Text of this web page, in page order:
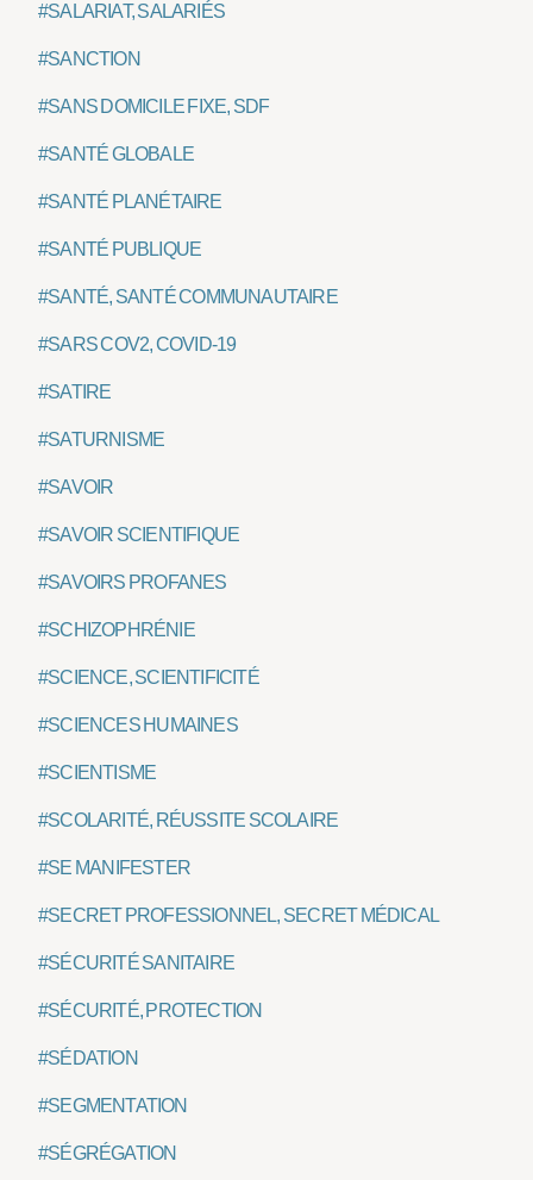
#SALARIAT, SALARIÉS
#SANCTION
#SANS DOMICILE FIXE, SDF
#SANTÉ GLOBALE
#SANTÉ PLANÉTAIRE
#SANTÉ PUBLIQUE
#SANTÉ, SANTÉ COMMUNAUTAIRE
#SARS COV2, COVID-19
#SATIRE
#SATURNISME
#SAVOIR
#SAVOIR SCIENTIFIQUE
#SAVOIRS PROFANES
#SCHIZOPHRÉNIE
#SCIENCE, SCIENTIFICITÉ
#SCIENCES HUMAINES
#SCIENTISME
#SCOLARITÉ, RÉUSSITE SCOLAIRE
#SE MANIFESTER
#SECRET PROFESSIONNEL, SECRET MÉDICAL
#SÉCURITÉ SANITAIRE
#SÉCURITÉ, PROTECTION
#SÉDATION
#SEGMENTATION
#SÉGRÉGATION